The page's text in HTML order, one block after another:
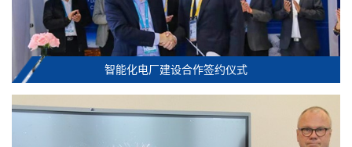
智能化电厂建设合作签约仪式